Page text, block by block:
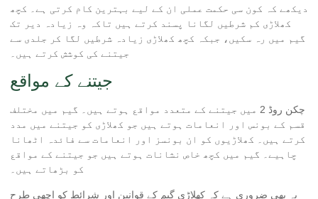
دیکھے کہ کون سی حکمت عملی ان کے لیے بہترین کام کرتی ہے۔ کچھ
کھلاڑی کم شرطیں لگانا پسند کرتے ہیں تاکہ وہ زیادہ دیر تک
گیم میں رہ سکیں، جبکہ کچھ کھلاڑی زیادہ شرطیں لگا کر جلدی سے
جیتنے کی کوشش کرتے ہیں۔
جیتنے کے مواقع
چکن روڈ 2 میں جیتنے کے متعدد مواقع ہوتے ہیں۔ گیم میں مختلف
قسم کے بونس اور انعامات ہوتے ہیں جو کھلاڑی کو جیتنے میں مدد
کرتے ہیں۔ کھلاڑیوں کو ان بونسز اور انعامات سے فائدہ اٹھانا
چاہیے۔ گیم میں کچھ خاص نشانات ہوتے ہیں جو جیتنے کے مواقع
کو بڑھاتے ہیں۔
یہ بھی ضروری ہے کہ کھلاڑی گیم کے قوانین اور شرائط کو اچھی طرح